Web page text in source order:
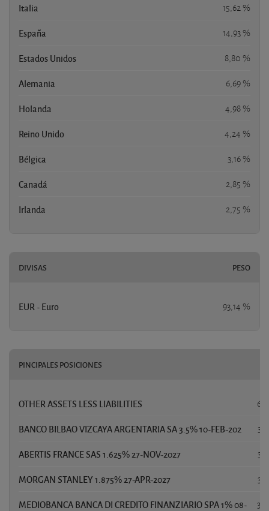
Italia 15,62 %
España 14,93 %
Estados Unidos 8,80 %
Alemania 6,69 %
Holanda 4,98 %
Reino Unido 4,24 %
Bélgica 3,16 %
Canadá 2,85 %
Irlanda 2,75 %
DIVISAS PESO
EUR - Euro 93,14 %
PINCIPALES POSICIONES
OTHER ASSETS LESS LIABILITIES
BANCO BILBAO VIZCAYA ARGENTARIA SA 3.5% 10-FEB-202
ABERTIS FRANCE SAS 1.625% 27-NOV-2027
MORGAN STANLEY 1.875% 27-APR-2027
MEDIOBANCA BANCA DI CREDITO FINANZIARIO SPA 1% 08-